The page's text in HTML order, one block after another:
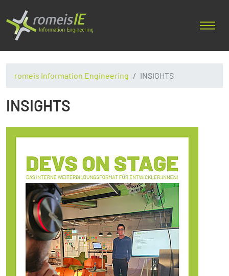
romeis Information Engineering INSIGHTS
INSIGHTS